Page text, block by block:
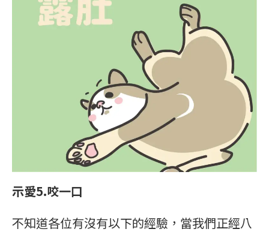
示愛5.咬一口
不知道各位有沒有以下的經驗，當我們正經八